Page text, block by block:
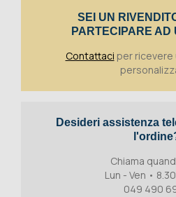
SEI UN
PARTECIPARE AD
Contattaci per ricevere
Desideri assistenza
Chiama
Lun - Ven •
049 490